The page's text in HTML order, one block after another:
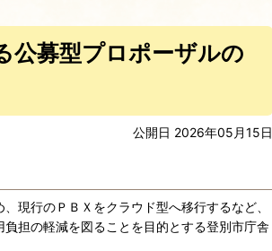
公募型プロポーザルの
公開日 2026年05月15日
現行のＰＢＸをクラウド型へ移行するなど、
担の軽減を図ることを目的とする登別市庁舎